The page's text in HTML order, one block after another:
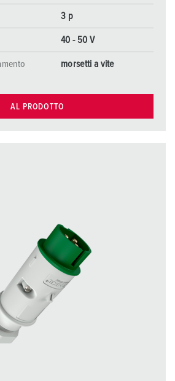
3 p
40 - 50 V
morsetti a vite
AL PRODOTTO